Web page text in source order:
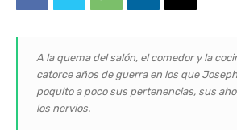
A la quema del salón, el comedor y la
catorce años de guerra en los que
poquito a poco sus pertenencias, sus
los nervios.